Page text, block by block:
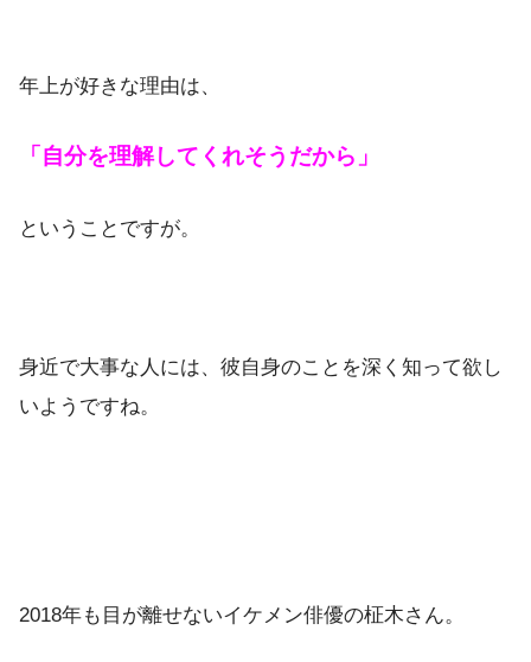
年上が好きな理由は、
「自分を理解してくれそうだから」
ということですが。
身近で大事な人には、彼自身のことを深く知って欲し
いようですね。
2018年も目が離せないイケメン俳優の柾木さん。